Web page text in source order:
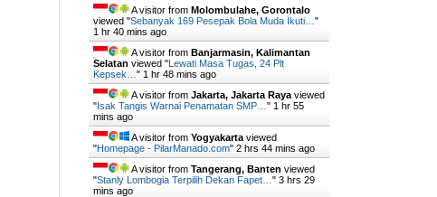
A visitor from Molombulahe, Gorontalo
viewed "Sebanyak 169 Pesepak Bola Muda Ikuti… "
1 hr 40 mins ago
A visitor from Banjarmasin, Kalimantan
Selatan viewed "Lewati Masa Tugas, 24 Plt
Kepsek… " 1 hr 48 mins ago
A visitor from Jakarta, Jakarta Raya viewed
"Isak Tangis Warnai Penamatan SMP… " 1 hr 55
mins ago
A visitor from Yogyakarta viewed
"Homepage - PilarManado.com" 2 hrs 44 mins ago
A visitor from Tangerang, Banten viewed
"Stanly Lombogia Terpilih Dekan Fapet… " 3 hrs 29
mins ago